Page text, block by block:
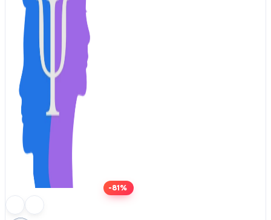
-81%